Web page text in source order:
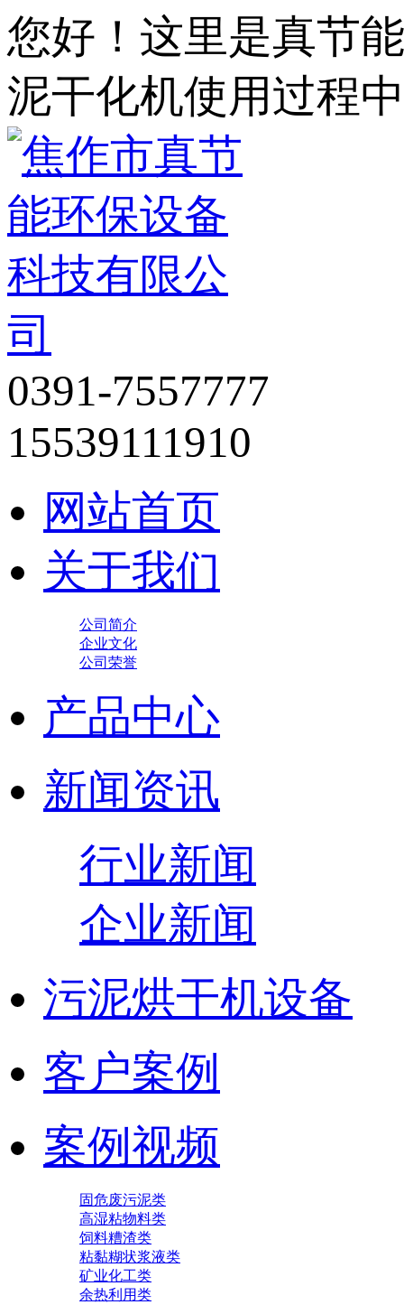
您好！这里是真节
泥干化机使用过程
0391-7557777
15539111910
网站首页
关于我们
公司简介
企业文化
公司荣誉
产品中心
新闻资讯
行业新闻
企业新闻
污泥烘干机设备
客户案例
案例视频
固危废污泥类
高湿粘物料类
饲料糟渣类
粘黏糊状浆液类
矿业化工类
余热利用类